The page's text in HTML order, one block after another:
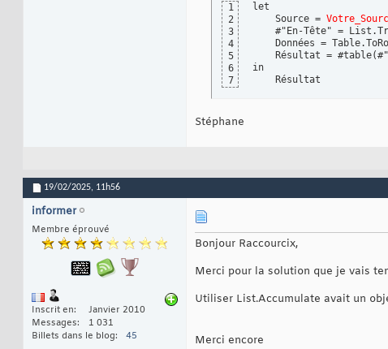
1
2
3
4
5
6
7
let
    Source =
#"En-Tête" =
Données =
Résultat =
in
    Résultat
Stéphane
19/02/2025, 11h56
informer
Membre éprouvé
Inscrit en
Janvier 2010
Messages
1 031
Billets dans le blog
45
Bonjour Raccourcix,
Merci pour la solution que je vais
Utiliser List.Accumulate avait un
Merci encore